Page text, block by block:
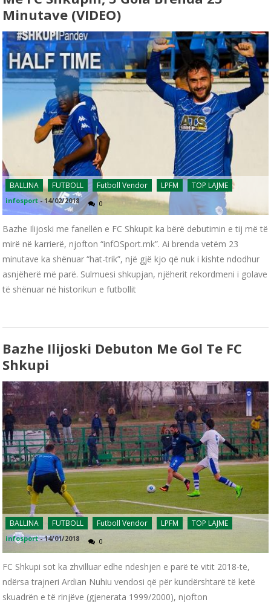
Minutave (VIDEO)
BALLINA FUTBOLL Futboll Vendor LPFM TOP LAJME
infosport -14/02/2018 0
Bazhe Ilijoski me fanellën e FC Shkupit ka bërë debutimin e tij më të
mirë në karrierë, njofton “infOSport.mk”. Ai brenda vetëm 23
minutave ka shënuar “hat-trik”, një gjë kjo që nuk i kishte ndodhur
asnjëherë më parë. Sulmuesi shkupjan, njëherit rekordmeni i golave
të shënuar në historikun e futbollit
Bazhe Ilijoski Debuton Me Gol Te FC
Shkupi
BALLINA FUTBOLL Futboll Vendor LPFM TOP LAJME
infosport -14/01/2018 0
FC Shkupi sot ka zhvilluar edhe ndeshjen e parë të vitit 2018-të,
ndërsa trajneri Ardian Nuhiu vendosi që për kundërshtarë të ketë
skuadrën e të rinjëve (gjenerata 1999/2000), njofton